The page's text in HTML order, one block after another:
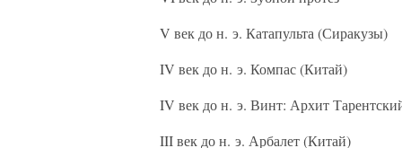
V век до н. э. Катапульта (Сиракузы)
IV век до н. э. Компас (Китай)
IV век до н. э. Винт: Архит
III век до н. э. Арбалет (Китай)